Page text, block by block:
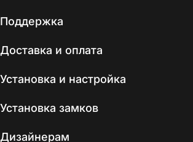
Поддержка
Доставка и оплата
Установка и настройка
Установка замков
Дизайнерам